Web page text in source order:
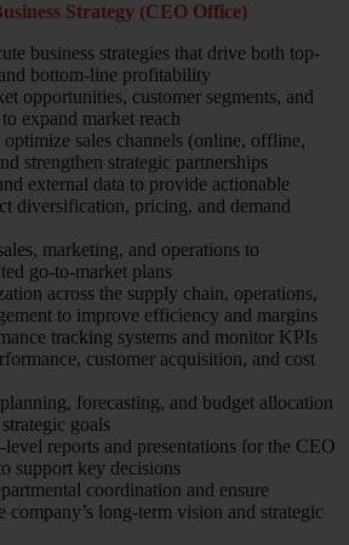
Strategy (CEO Office)
business strategies that drive both top-
bottom-line profitability
opportunities, customer segments, and
expand market reach
sales channels (online, offline,
strengthen strategic partnerships
external data to provide actionable
diversification, pricing, and demand
marketing, and operations to
go-to-market plans
across the supply chain, operations,
to improve efficiency and margins
tracking systems and monitor KPIs
customer acquisition, and cost
forecasting, and budget allocation
goals
level reports and presentations for the CEO
support key decisions
coordination and ensure
company’s long-term vision and strategic